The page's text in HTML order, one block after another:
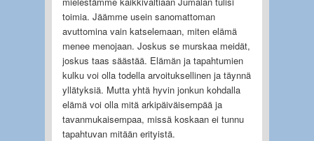
toimia. Jäämme usein sanomattoman
avuttomina vain katselemaan, miten elämä
menee menojaan. Joskus se murskaa meidät,
joskus taas säästää. Elämän ja tapahtumien
kulku voi olla todella arvoituksellinen ja täynnä
yllätyksiä. Mutta yhtä hyvin jonkun kohdalla
elämä voi olla mitä arkipäiväisempää ja
tavanmukaisempaa, missä koskaan ei tunnu
tapahtuvan mitään erityistä.